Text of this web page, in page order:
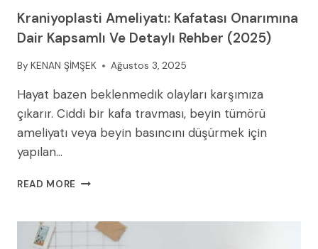
Kraniyoplasti Ameliyatı: Kafatası Onarımına
Dair Kapsamlı Ve Detaylı Rehber (2025)
By KENAN ŞİMŞEK Ağustos 3, 2025
Hayat bazen beklenmedik olayları karşımıza
çıkarır. Ciddi bir kafa travması, beyin tümörü
ameliyatı veya beyin basıncını düşürmek için
yapılan…
READ MORE KRANIYOPLASTI
ONARIMINA